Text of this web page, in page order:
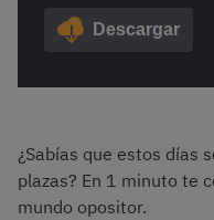
Descargar
¿Sabías que estos días
plazas? En 1 minuto te
mundo opositor.